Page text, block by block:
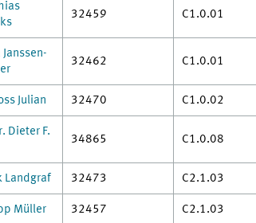
32459 C1.0.01
Janssen-
32462 C1.0.01
Julian 32470 C1.0.02
Dieter F.
34865 C1.0.08
Landgraf 32473 C2.1.03
Müller 32457 C2.1.03